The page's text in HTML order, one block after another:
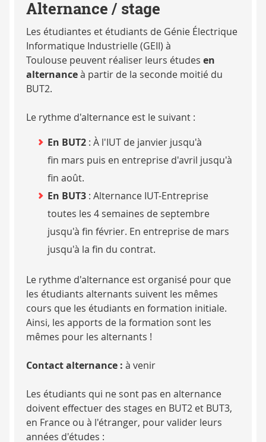
Alternance / stage
Les étudiantes et étudiants de Génie Électrique
Informatique Industrielle (GEII) à
Toulouse peuvent réaliser leurs études en
alternanceà partir de la seconde moitié du
BUT2.
Le rythme d'alternance est le suivant :
En BUT2: À l'IUT de janvier jusqu'à
fin mars puis en entreprise d'avril jusqu'à
fin août.
En BUT3: Alternance IUT-Entreprise
toutes les 4 semaines de septembre
jusqu'à fin février. En entreprise de mars
jusqu'à la fin du contrat.
Le rythme d'alternance est organisé pour que
les étudiants alternants suivent les mêmes
cours que les étudiants en formation initiale.
Ainsi, les apports de la formation sont les
mêmes pour les alternants !
Contact alternance : à venir
Les étudiants qui ne sont pas en alternance
doivent effectuer des stages en BUT2 et BUT3,
en France ou à l'étranger, pour valider leurs
années d'études :